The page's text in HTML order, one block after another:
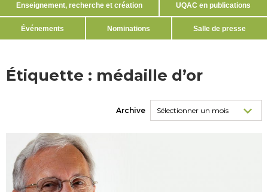
Enseignement, recherche et création UQAC en publications
Événements Nominations Salle de presse
Étiquette : médaille d’or
Archive